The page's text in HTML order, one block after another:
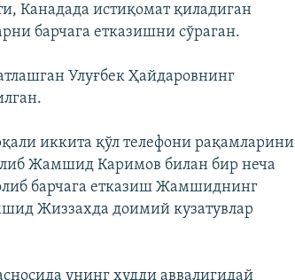
Канадада истиқомат қиладиган
барчага етказишни сўраган.
Улуғбек Ҳайдаровнинг
иккита қўл телефони рақамларини
Жамшид Каримов билан бир неча
барчага етказиш Жамшиднинг
Жиззахда доимий кузатувлар
унинг ҳудди аввалигидай